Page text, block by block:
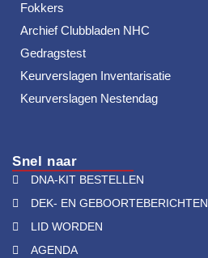
Fokkers
Archief Clubbladen NHC
Gedragstest
Keurverslagen Inventarisatie
Keurverslagen Nestendag
Snel naar
DNA-KIT BESTELLEN
DEK- EN GEBOORTEBERICHTEN
LID WORDEN
AGENDA